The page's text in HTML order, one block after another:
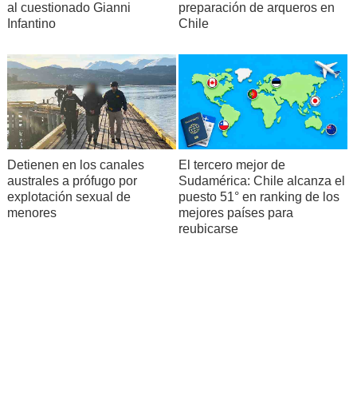
al cuestionado Gianni
Infantino
preparación de arqueros en
Chile
Detienen en los canales
australes a prófugo por
explotación sexual de
menores
El tercero mejor de
Sudamérica: Chile alcanza el
puesto 51° en ranking de los
mejores países para
reubicarse